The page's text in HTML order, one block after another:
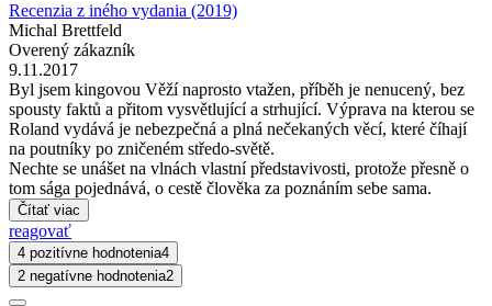
Recenzia z iného vydania (2019)
Michal Brettfeld
Overený zákazník
9.11.2017
Byl jsem kingovou Věží naprosto vtažen, příběh je nenucený, bez
spousty faktů a přitom vysvětlující a strhující. Výprava na kterou se
Roland vydává je nebezpečná a plná nečekaných věcí, které číhají
na poutníky po zničeném středo-světě.
Nechte se unášet na vlnách vlastní představivosti, protože přesně o
tom sága pojednává, o cestě člověka za poznáním sebe sama.
Čítať viac
reagovať
4 pozitívne hodnotenia4
2 negatívne hodnotenia2